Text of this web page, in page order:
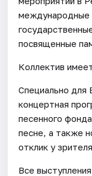
международные
посвященные
Коллектив
Специально для
концертная
песенного
песне, а также
отклик у
Все